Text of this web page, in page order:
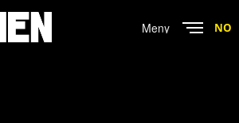
Menu
Close
NO